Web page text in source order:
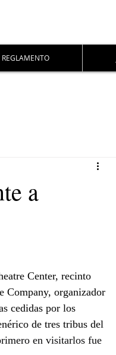
REGLAMENTO
a
Center, recinto
Company, organizador
cedidas por los
de tres tribus del
en visitarlos fue